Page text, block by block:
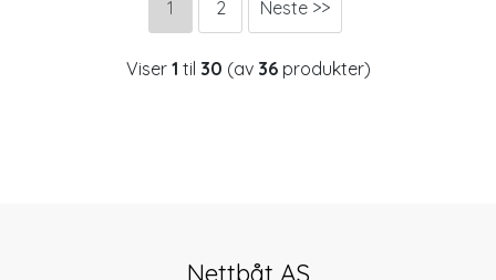
1 2 Neste >>
Viser 1 til 30 (av 36produkter)
Nettbåt AS